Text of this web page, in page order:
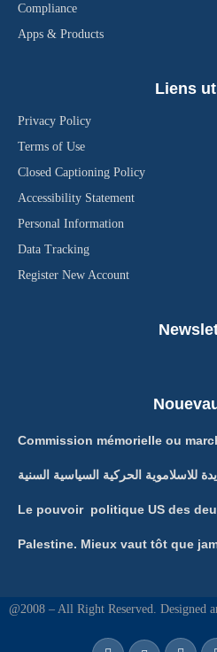
Compliance
Apps & Products
Liens
Privacy Policy
Terms of Use
Closed Captioning Policy
Accessibility Statement
Personal Information
Data Tracking
Register New Account
Commission mémorielle ou
للاسلاموية الحركية السياسية السنية
Le pouvoir politique US des
Palestine. Mieux vaut tôt que
@2008 – All Right Reserved. Designed